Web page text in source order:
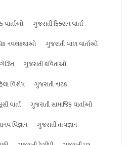
વાર્તાઓ
ગુજરાતી ફિક્શન વાર્તા
નવલકથાઓ
ગુજરાતી બાળ વાર્તાઓ
ગુજરાતી કવિતાઓ
વિશેષ
ગુજરાતી નાટક
વાર્તા
ગુજરાતી સામાજિક વાર્તાઓ
વિજ્ઞાન
ગુજરાતી તત્વજ્ઞાન